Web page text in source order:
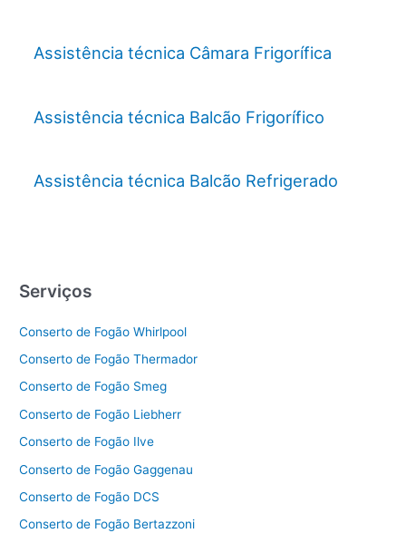
Assistência técnica Câmara Frigorífica
Assistência técnica Balcão Frigorífico
Assistência técnica Balcão Refrigerado
Serviços
Conserto de Fogão Whirlpool
Conserto de Fogão Thermador
Conserto de Fogão Smeg
Conserto de Fogão Liebherr
Conserto de Fogão Ilve
Conserto de Fogão Gaggenau
Conserto de Fogão DCS
Conserto de Fogão Bertazzoni